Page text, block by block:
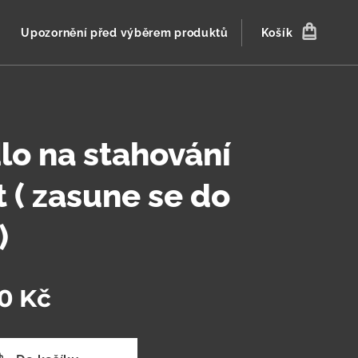
Upozornění před výběrem produktů Košík
na stahování
( zasune se do
Kč